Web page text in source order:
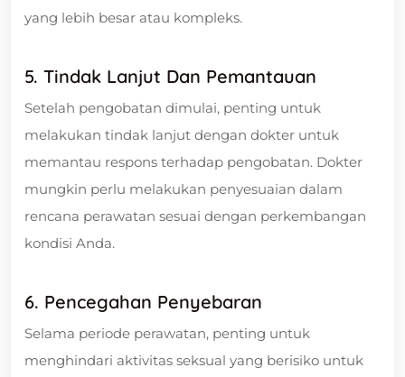
yang lebih besar atau kompleks.
5. Tindak Lanjut Dan Pemantauan
Setelah pengobatan dimulai, penting untuk
melakukan tindak lanjut dengan dokter untuk
memantau respons terhadap pengobatan. Dokter
mungkin perlu melakukan penyesuaian dalam
rencana perawatan sesuai dengan perkembangan
kondisi Anda.
6. Pencegahan Penyebaran
Selama periode perawatan, penting untuk
menghindari aktivitas seksual yang berisiko untuk